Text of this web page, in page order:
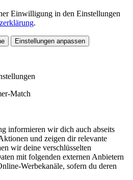
Einwilligung in den Einstellungen
.
Einstellungen anpassen
Match
informieren wir dich auch abseits
und zeigen dir relevante
wir deine verschlüsselten
mit folgenden externen Anbietern
Werbekanäle, sofern du deren